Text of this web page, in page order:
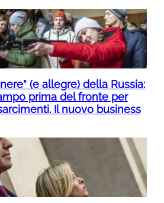
(e allegre) della Russia:
prima del fronte per
Il nuovo business